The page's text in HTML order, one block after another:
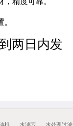
两日内发
机 水滤芯 水处理过滤